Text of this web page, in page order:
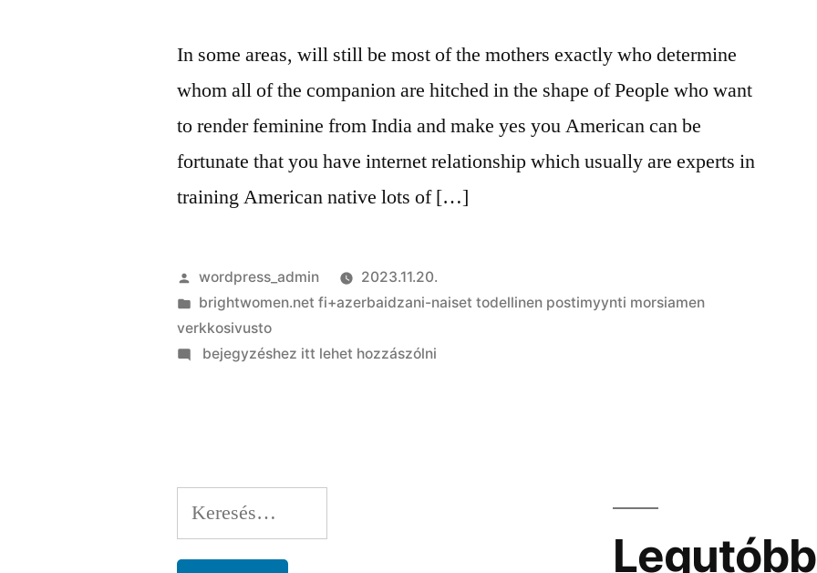
In some areas, will still be most of the mothers exactly who determine
whom all of the companion are hitched in the shape of People who want
to render feminine from India and make yes you American can be
fortunate that you have internet relationship which usually are experts in
training American native lots of […]
Szerző:
wordpress_admin
2023.11.20.
Kategória:
brightwomen.net fi+azerbaidzani-naiset todellinen postimyynti morsiamen
verkkosivusto
on
be
of
bejegyzéshez itt lehet hozzászólni
Keresés: